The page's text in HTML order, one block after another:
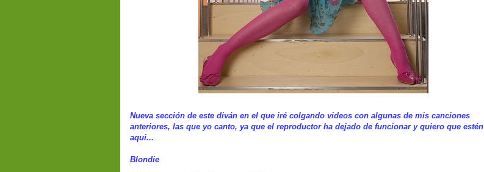
Nueva sección de este diván en el que iré colgando videos con algunas de mis canciones
anteriores, las que yo canto, ya que el reproductor ha dejado de funcionar y quiero que estén
aqui...
Blondie